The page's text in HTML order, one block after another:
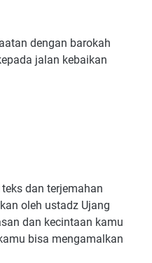
dengan barokah
jalan kebaikan
dan terjemahan
oleh ustadz Ujang
dan kecintaan kamu
bisa mengamalkan